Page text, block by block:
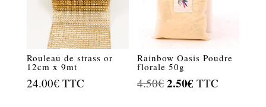
Rouleau de strass or
12cm x 9mt
24.00€ TTC
Rainbow Oasis Poudre
florale 50g
4.50€ Le
2.50€ Le
TTC